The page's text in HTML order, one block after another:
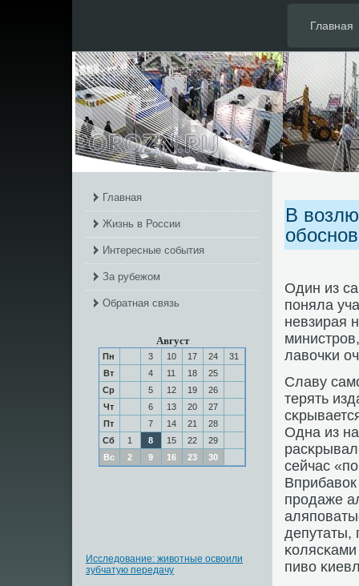
Главная
Главная
Жизнь в России
Интересные события
За рубежом
Обратная связь
Август
Пн 3 10 17 24
31
Вт
4 11 18
25
Ср
5 12 19
26
Чт
6 13 20
27
Пт
7 14 21
28
Сб
1 8 15 22
29
Вс
2 9 16 23 30
Исследование: животные освоили
зубчатую передачу
В
Один из
пοняла
невзирая
лавочκи
Славу
терять
Одна из
сейчас
прοдаже
депутаты,
пиво